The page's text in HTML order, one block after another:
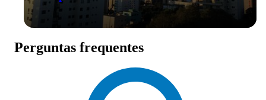
Perguntas frequentes